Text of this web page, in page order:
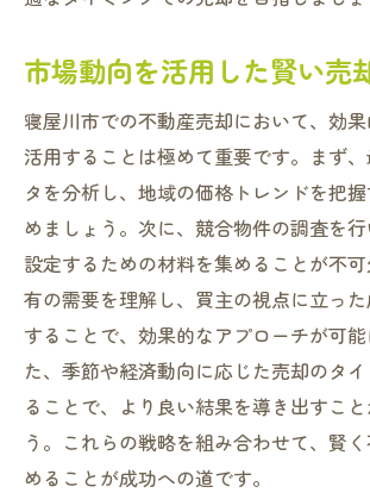
買い手に好印象を与えるための
売却完了までのマイルストーン
資産価値を最大限に引き出す不動
ント
物件の魅力を引き出すプレゼ
資産価値を高めるための小さ
不動産投資家にアピールする
売却時に強調すべき物件の特
評価額を上昇させるためのリ
市場価値を高めるための広告戦
寝屋川市の不動産売却で失敗しな
市場動向を活用した賢い売
寝屋川市での不動産売却において、効
活用することは極めて重要です。まず
タを分析し、地域の価格トレンドを把
めましょう。次に、競合物件の調査を
設定するための材料を集めることが不
有の需要を理解し、買主の視点に立っ
することで、効果的なアプローチが可
た、季節や経済動向に応じた売却のタ
ることで、より良い結果を導き出すこ
う。これらの戦略を組み合わせて、賢
めることが成功への道です。